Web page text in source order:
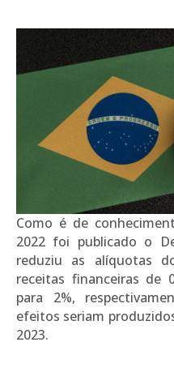
Como é de
2022 foi publicado o
reduziu as alíquotas
receitas financeiras de
para 2%,
efeitos seriam
2023.